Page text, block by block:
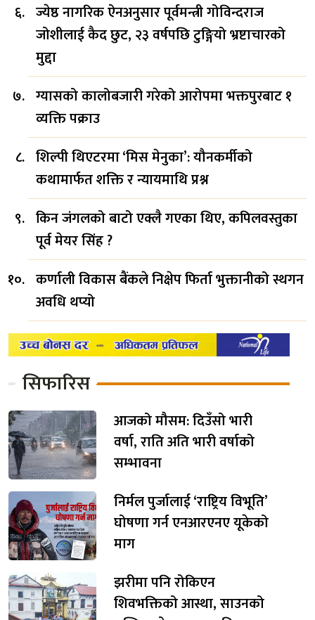
ज्येष्ठ नागरिक ऐनअनुसार पूर्वमन्त्री गोविन्दराज
जोशीलाई कैद छुट, २३ वर्षपछि टुङ्गियो भ्रष्टाचारको
मुद्दा
ग्यासको कालोबजारी गरेको आरोपमा भक्तपुरबाट १
व्यक्ति पक्राउ
शिल्पी थिएटरमा ‘मिस मेनुका’: यौनकर्मीको
कथामार्फत शक्ति र न्यायमाथि प्रश्न
किन जंगलको बाटो एक्लै गएका थिए, कपिलवस्तुका
पूर्व मेयर सिंह ?
कर्णाली विकास बैंकले निक्षेप फिर्ता भुक्तानीको स्थगन
अवधि थप्यो
सिफारिस
आजको मौसम: दिउँसो भारी
वर्षा, राति अति भारी वर्षाको
सम्भावना
निर्मल पुर्जालाई ‘राष्ट्रिय विभूति’
घोषणा गर्न एनआरएनए यूकेको
माग
झरीमा पनि रोकिएन
शिवभक्तिको आस्था, साउनको